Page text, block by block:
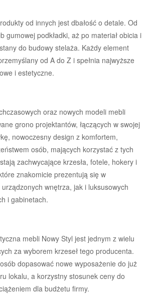
od innych jest dbałość o detale. Od
gumowej podkładki, aż po materiał obicia i
do budowy stelaża. Każdy element
od A do Z i spełnia najwyższe
i estetyczne.
oraz nowych modeli mebli
grono projektantów, łączących w swojej
nowoczesny design z komfortem,
osób, mających korzystać z tych
zachwycające krzesła, fotele, hokery i
znakomicie prezentują się w
wnętrza, jak i luksusowych
i gabinetach.
mebli Nowy Styl jest jednym z wielu
za wyborem krzeseł tego producenta.
dopasować nowe wyposażenie do już
lokalu, a korzystny stosunek ceny do
dla budżetu firmy.